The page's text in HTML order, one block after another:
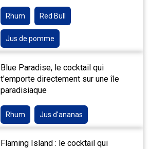
Rhum Red Bull
Jus de pomme
Blue Paradise, le cocktail qui
t'emporte directement sur une île
paradisiaque
Rhum Jus d'ananas
Flaming Island : le cocktail qui